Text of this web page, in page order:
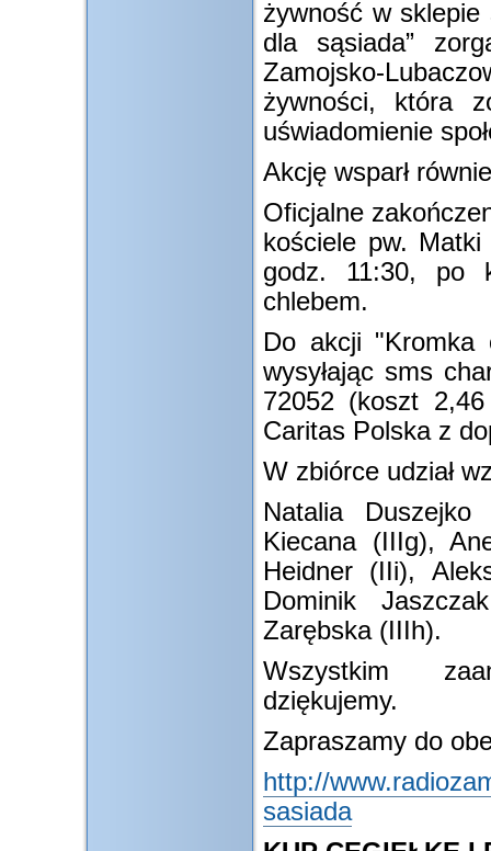
żywność w sklepie
dla sąsiada”
Zamojsko-
żywności, która
uświadomienie
Akcję wsparł
Oficjalne
kościele pw.
godz. 11:30, po
chlebem.
Do akcji "Kromka
wysyłając sms
72052 (koszt
Caritas Polska z
W zbiórce udział
Natalia
Kiecana (IIIg),
Heidner (IIi),
Dominik
Zarębska (IIIh).
Wszystkim
dziękujemy.
Zapraszamy do
http://
sasiada